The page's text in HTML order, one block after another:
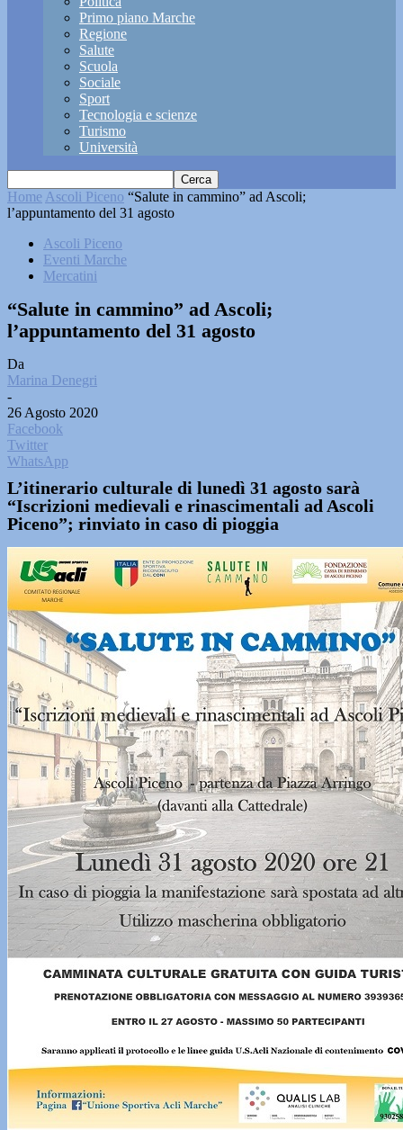
Primo piano Marche
Regione
Salute
Scuola
Sociale
Sport
Tecnologia e scienze
Turismo
Università
Home Ascoli Piceno “Salute in cammino” ad Ascoli;
l’appuntamento del 31 agosto
Ascoli Piceno
Eventi Marche
Mercatini
“Salute in cammino” ad Ascoli;
l’appuntamento del 31 agosto
Da
Marina Denegri
-
26 Agosto 2020
Facebook
Twitter
WhatsApp
L’itinerario culturale di lunedì 31 agosto sarà
“Iscrizioni medievali e rinascimentali ad Ascoli
Piceno”; rinviato in caso di pioggia